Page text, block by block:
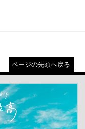
ページの先頭へ戻る
す）